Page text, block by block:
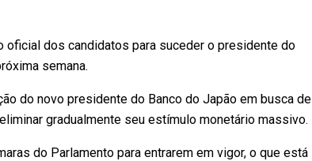
oficial dos candidatos para suceder o presidente do
semana.
do novo presidente do Banco do Japão em busca de
gradualmente seu estímulo monetário massivo.
do Parlamento para entrarem em vigor, o que está